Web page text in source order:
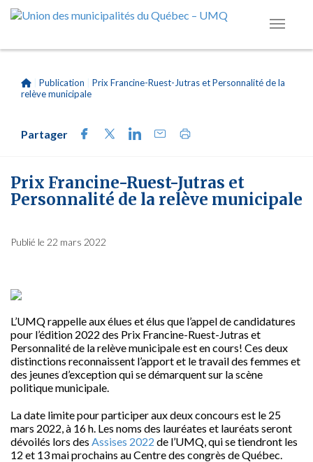
Publication
Prix Francine-Ruest-Jutras et Personnalité de la
relève municipale
Partager
Prix Francine-Ruest-Jutras et
Personnalité de la relève municipale
Publié le 22 mars 2022
L’UMQ rappelle aux élues et élus que l’appel de candidatures
pour l’édition 2022 des Prix Francine-Ruest-Jutras et
Personnalité de la relève municipale est en cours! Ces deux
distinctions reconnaissent l’apport et le travail des femmes et
des jeunes d’exception qui se démarquent sur la scène
politique municipale.
La date limite pour participer aux deux concours est le 25
mars 2022, à 16 h. Les noms des lauréates et lauréats seront
dévoilés lors des Assises 2022 de l’UMQ, qui se tiendront les
12 et 13 mai prochains au Centre des congrès de Québec.